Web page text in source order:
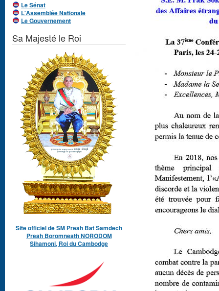
Le Sénat
L'Assemblée Nationale
Le Gouvernement
Sa Majesté le Roi
Site officiel de SM Preah Bat Samdech
Preah Boromneath NORODOM
Sihamoni, Roi du Cambodge